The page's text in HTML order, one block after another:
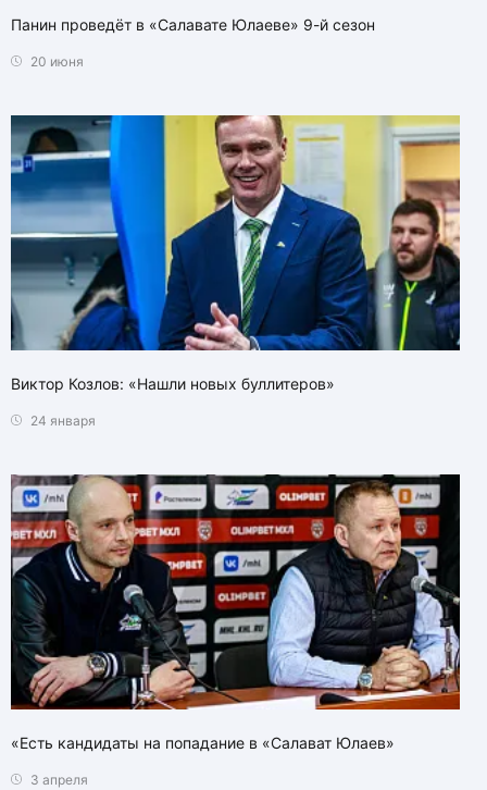
Панин проведёт в «Салавате Юлаеве» 9-й сезон
20 июня
Виктор Козлов: «Нашли новых буллитеров»
24 января
«Есть кандидаты на попадание в «Салават Юлаев»
3 апреля